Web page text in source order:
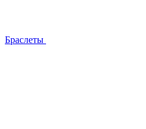
Браслеты